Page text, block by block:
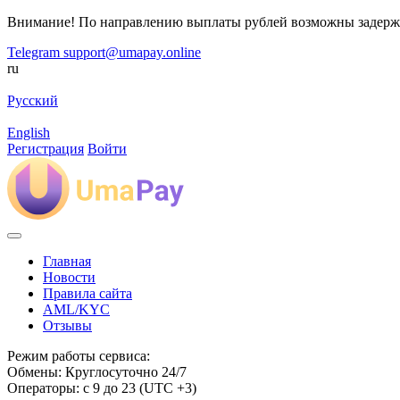
Внимание! По направлению выплаты рублей возможны
Telegram support@umapay.online
ru
Русский
English
Регистрация Войти
Главная
Новости
Правила сайта
AML/KYC
Отзывы
Режим работы сервиса:
Обмены: Круглосуточно 24/7
Операторы: с 9 до 23 (UTC +3)